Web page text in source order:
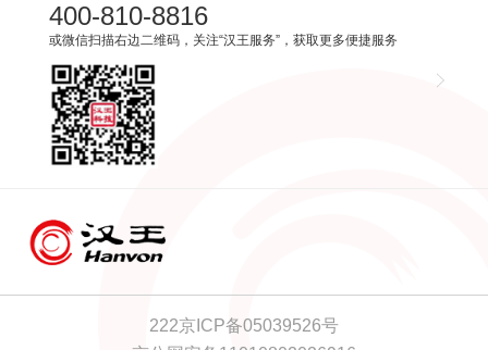
400-810-8816
或微信扫描右边二维码，关注“汉王服务”，获取更多便捷服务
222京ICP备05039526号